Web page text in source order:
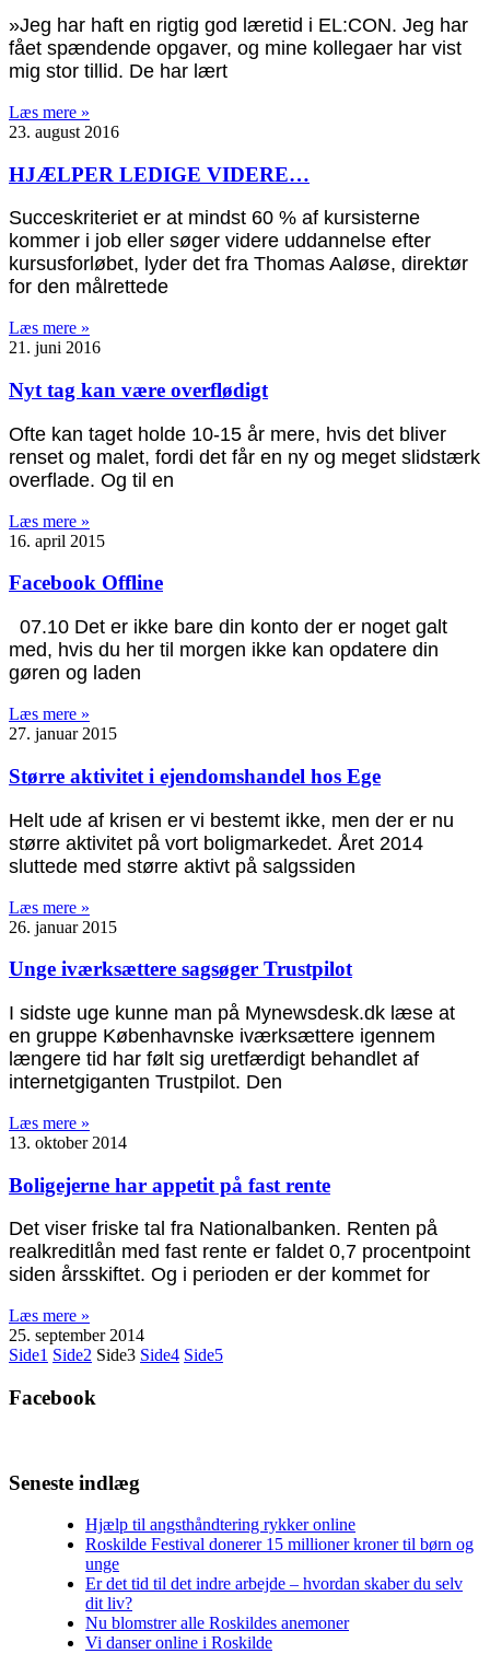
»Jeg har haft en rigtig god læretid i EL:CON. Jeg har
fået spændende opgaver, og mine kollegaer har vist
mig stor tillid. De har lært
Læs mere »
23. august 2016
HJÆLPER LEDIGE VIDERE…
Succeskriteriet er at mindst 60 % af kursisterne
kommer i job eller søger videre uddannelse efter
kursusforløbet, lyder det fra Thomas Aaløse, direktør
for den målrettede
Læs mere »
21. juni 2016
Nyt tag kan være overflødigt
Ofte kan taget holde 10-15 år mere, hvis det bliver
renset og malet, fordi det får en ny og meget slidstærk
overflade. Og til en
Læs mere »
16. april 2015
Facebook Offline
07.10 Det er ikke bare din konto der er noget galt
med, hvis du her til morgen ikke kan opdatere din
gøren og laden
Læs mere »
27. januar 2015
Større aktivitet i ejendomshandel hos Ege
Helt ude af krisen er vi bestemt ikke, men der er nu
større aktivitet på vort boligmarkedet. Året 2014
sluttede med større aktivt på salgssiden
Læs mere »
26. januar 2015
Unge iværksættere sagsøger Trustpilot
I sidste uge kunne man på Mynewsdesk.dk læse at
en gruppe Københavnske iværksættere igennem
længere tid har følt sig uretfærdigt behandlet af
internetgiganten Trustpilot. Den
Læs mere »
13. oktober 2014
Boligejerne har appetit på fast rente
Det viser friske tal fra Nationalbanken. Renten på
realkreditlån med fast rente er faldet 0,7 procentpoint
siden årsskiftet. Og i perioden er der kommet for
Læs mere »
25. september 2014
Side1 Side2 Side3 Side4 Side5
Facebook
Seneste indlæg
Hjælp til angsthåndtering rykker online
Roskilde Festival donerer 15 millioner kroner til børn og
unge
Er det tid til det indre arbejde – hvordan skaber du selv
dit liv?
Nu blomstrer alle Roskildes anemoner
Vi danser online i Roskilde